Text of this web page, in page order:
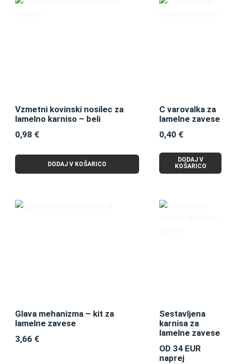
Vzmetni kovinski nosilec za
lamelno karniso – beli
0,98 €
DODAJ V KOŠARICO
C varovalka za
lamelne zavese
0,40 €
DODAJ V
KOŠARICO
Glava mehanizma – kit za
lamelne zavese
3,66 €
Sestavljena
karnisa za
lamelne zavese
OD 34 EUR
naprej